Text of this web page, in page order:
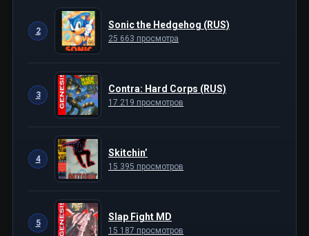
2
Sonic the Hedgehog (RUS)
25 663 просмотра
3
Contra: Hard Corps (RUS)
17 219 просмотров
4
Skitchin’
15 395 просмотров
5
Slap Fight MD
15 187 просмотров